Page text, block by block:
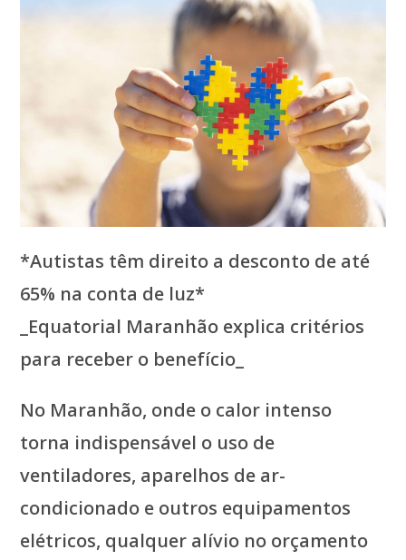
*Autistas têm direito a desconto de até
65% na conta de luz*
_Equatorial Maranhão explica critérios
para receber o benefício_
No Maranhão, onde o calor intenso
torna indispensável o uso de
ventiladores, aparelhos de ar-
condicionado e outros equipamentos
elétricos, qualquer alívio no orçamento